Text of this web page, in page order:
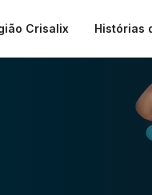
Crisalix Histórias